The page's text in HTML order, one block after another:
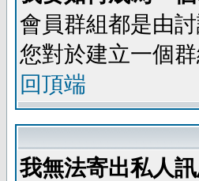
會員群組都是由
您對於建立一個
回頂端
我無法寄出私人